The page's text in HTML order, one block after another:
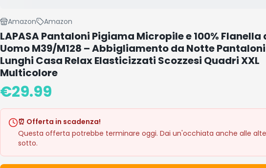
Amazon Amazon
LAPASA Pantaloni Pigiama Micropile e 100% Flanella
Uomo M39/M128 – Abbigliamento da Notte
Lunghi Casa Relax Elasticizzati Scozzesi Quadri XXL
Multicolore
€29.99
⏰ Offerta in scadenza!
Questa offerta potrebbe terminare oggi. Dai un'occhiata anche alle
sotto.